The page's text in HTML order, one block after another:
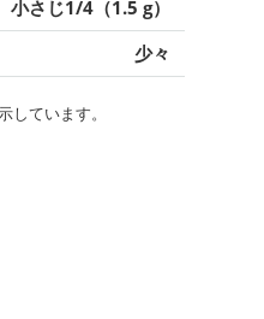
小さじ1/4（1.5 g）
少々
ています。